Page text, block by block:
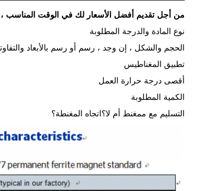
من أجل تقديم أفضل الأسعار لك في الوقت المناسب ،
نوع المادة والدرجة المطلوبة
الحجم والشكل ، إن وجد ، رسم أو رسم بالأبعاد
تطبيق المغناطيس
أقصى درجة حرارة العمل
الكمية المطلوبة
التسليم مع ممغنط أم لا؟اتجاه المغنطة؟